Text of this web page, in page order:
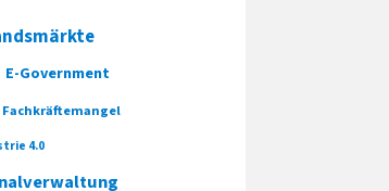
E-Government
Fachkräftemangel
4.0